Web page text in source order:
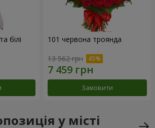
білі 101 червона троянда
13 562 грн
Замовити
у місті